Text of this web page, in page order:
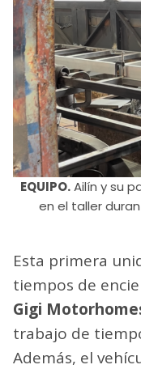
EQUIPO.Ailín y su
en el taller
Esta primera
tiempos de
Gigi
trabajo de
Además, el